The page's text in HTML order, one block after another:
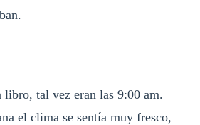
libro, tal vez eran las 9:00 am.
el clima se sentía muy fresco,